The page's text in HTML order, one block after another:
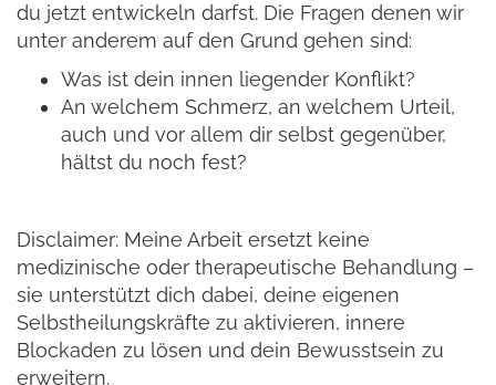
du jetzt entwickeln darfst. Die Fragen denen wir
unter anderem auf den Grund gehen sind:
Was ist dein innen liegender Konflikt?
An welchem Schmerz, an welchem Urteil,
auch und vor allem dir selbst gegenüber,
hältst du noch fest?
Disclaimer: Meine Arbeit ersetzt keine
medizinische oder therapeutische Behandlung –
sie unterstützt dich dabei, deine eigenen
Selbstheilungskräfte zu aktivieren, innere
Blockaden zu lösen und dein Bewusstsein zu
erweitern.